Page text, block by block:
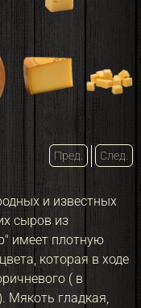
Пред. След.
и известных
сыров из
имеет плотную
которая в ходе
( в
Мякоть гладкая,